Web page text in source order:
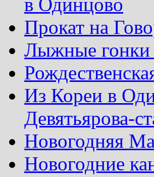
в Одинцово
Прокат на
Лыжные гонки
Из Кореи в
Девятьярова-
Новогодняя
Новогодние